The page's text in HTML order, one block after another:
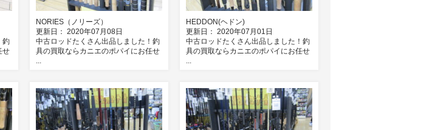
釣
せ
NORIES（ノリーズ）
更新日： 2020年07月08日
中古ロッドたくさん出品しました！釣
具の買取ならカニエのポパイにお任せ
...
HEDDON(ヘドン)
更新日： 2020年07月01日
中古ロッドたくさん出品しました！釣
具の買取ならカニエのポパイにお任せ
...